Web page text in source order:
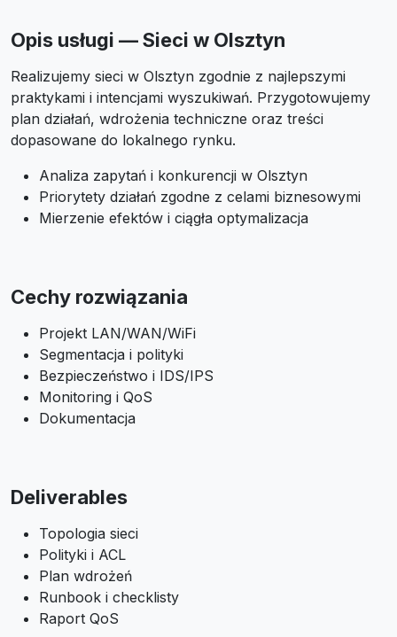
Opis usługi — Sieci w Olsztyn
Realizujemy sieci w Olsztyn zgodnie z najlepszymi
praktykami i intencjami wyszukiwań. Przygotowujemy
plan działań, wdrożenia techniczne oraz treści
dopasowane do lokalnego rynku.
Analiza zapytań i konkurencji w Olsztyn
Priorytety działań zgodne z celami biznesowymi
Mierzenie efektów i ciągła optymalizacja
Cechy rozwiązania
Projekt LAN/WAN/WiFi
Segmentacja i polityki
Bezpieczeństwo i IDS/IPS
Monitoring i QoS
Dokumentacja
Deliverables
Topologia sieci
Polityki i ACL
Plan wdrożeń
Runbook i checklisty
Raport QoS